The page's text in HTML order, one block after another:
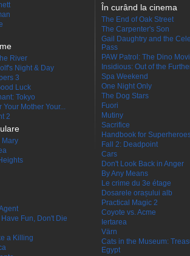
River
Night & Day
3
Luck
Tokyo
Your Mother Your...
2
Mary
Fun, Don't Die
a Killing
În curând la cinema
The End of Oak Street
The Carpenter's Son
Gail Daughtry and the
Pass
PAW Patrol: The Dino
Insidious: Out of the
Spa Weekend
One Night Only
The Dog Stars
Fuori
Mutiny
Sacrifice
Handbook for
Fall 2: Deadpoint
Cars
Don't Look Back in Anger
By Any Means
Le crime du 3e étage
Dosarele orașului alb
Practical Magic 2
Coyote vs. Acme
Iertarea
Värn
Cats in the Museum:
Egypt